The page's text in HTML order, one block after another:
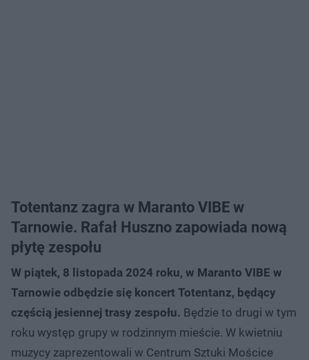
Totentanz zagra w Maranto VIBE w
Tarnowie. Rafał Huszno zapowiada nową
płytę zespołu
W piątek, 8 listopada 2024 roku, w Maranto VIBE w
Tarnowie odbędzie się koncert Totentanz, będący
częścią jesiennej trasy zespołu. Będzie to drugi w tym
roku występ grupy w rodzinnym mieście. W kwietniu
muzycy zaprezentowali w Centrum Sztuki Mościce